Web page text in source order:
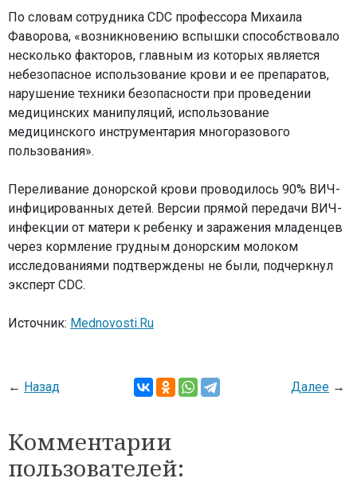
По словам сотрудника CDC профессора Михаила
Фаворова, «возникновению вспышки способствовало
несколько факторов, главным из которых является
небезопасное использование крови и ее препаратов,
нарушение техники безопасности при проведении
медицинских манипуляций, использование
медицинского инструментария многоразового
пользования».
Переливание донорской крови проводилось 90% ВИЧ-
инфицированных детей. Версии прямой передачи ВИЧ-
инфекции от матери к ребенку и заражения младенцев
через кормление грудным донорским молоком
исследованиями подтверждены не были, подчеркнул
эксперт CDC.
Источник: Mednovosti.Ru
← Назад Далее →
Комментарии
пользователей: